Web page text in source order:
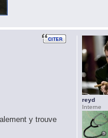
y trouve
reyd
Interne